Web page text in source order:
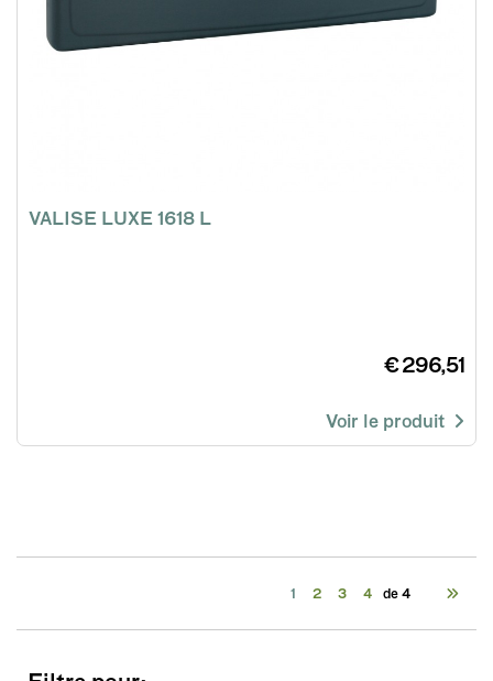
VALISE LUXE 1618 L
€ 296,51
Voir le produit
1 2 3 4 de 4